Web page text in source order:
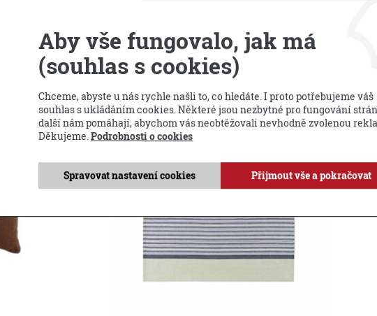
Příbuzné produkty
Novinka Novinka
Aby vše fungovalo, jak má
(souhlas s cookies)
Chceme, abyste u nás rychle našli to, co hledáte. I proto potřebujeme váš
souhlas s ukládáním cookies. Některé jsou nezbytné pro fungování
další nám pomáhají, abychom vás neobtěžovali nevhodně zvolenou
Děkujeme.Podrobnosti o cookies
Spravovat nastavení cookies Přijmout vše a pokračovat